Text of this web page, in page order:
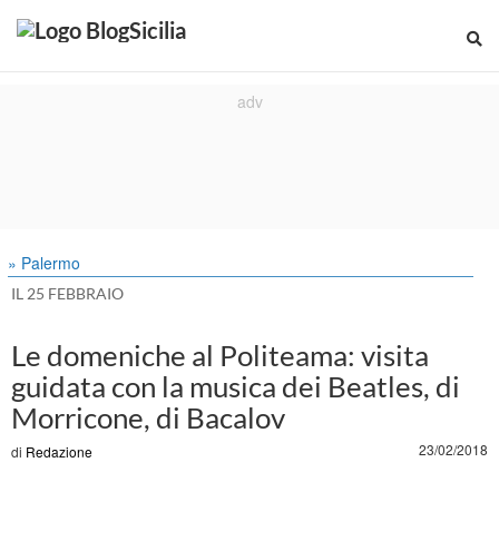
» Palermo
IL 25 FEBBRAIO
Le domeniche al Politeama: visita
guidata con la musica dei Beatles, di
Morricone, di Bacalov
di Redazione 23/02/2018